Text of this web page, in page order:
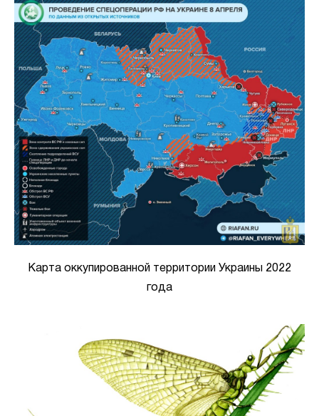
Карта оккупированной территории Украины 2022
года